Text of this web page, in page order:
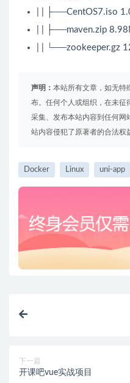
| | ├──CentOS7.iso
| | ├──maven.zip
| | └──zookeeper.gz
声明： 本站所有文章，如无特
布。任何个人或组织，在未征
采集、发布本站内容到任何网
站内容侵犯了原著者的合法权
Docker Linux uni-app
下一篇
开课吧vue实战项目